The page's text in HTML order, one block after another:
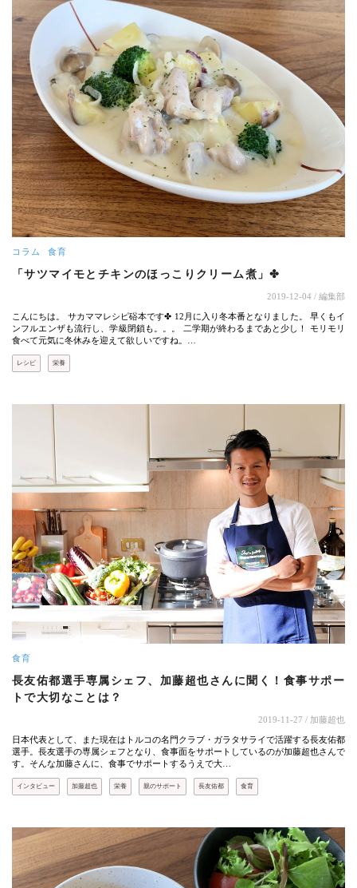
コラム 食育
「サツマイモとチキンのほっこりクリーム煮」✤
2019-12-04 / 編集部
こんにちは。 サカママレシピ硲本です✤ 12月に入り冬本番となりました。 早くもイ
ンフルエンザも流行し、学級閉鎖も。。。 二学期が終わるまであと少し！ モリモリ
食べて元気に冬休みを迎えて欲しいですね。…
レシピ 栄養
食育
長友佑都選手専属シェフ、加藤超也さんに聞く！食事サポー
トで大切なことは？
2019-11-27 / 加藤超也
日本代表として、また現在はトルコの名門クラブ・ガラタサライで活躍する長友佑都
選手。長友選手の専属シェフとなり、食事面をサポートしているのが加藤超也さんで
す。そんな加藤さんに、食事でサポートするうえで大…
インタビュー 加藤超也 栄養 親のサポート 長友佑都 食育